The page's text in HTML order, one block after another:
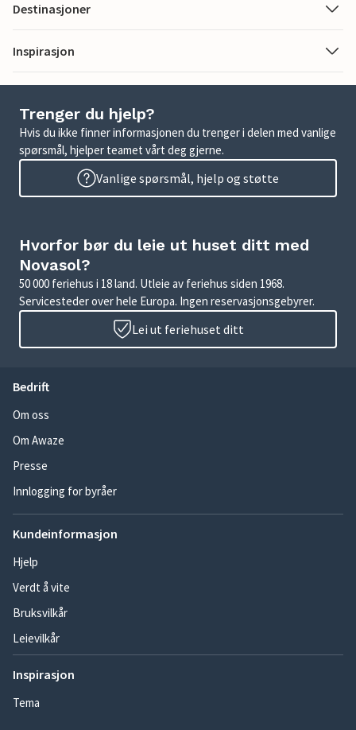
Destinasjoner
Inspirasjon
Trenger du hjelp?
Hvis du ikke finner informasjonen du trenger i delen med vanlige
spørsmål, hjelper teamet vårt deg gjerne.
Vanlige spørsmål, hjelp og støtte
Hvorfor bør du leie ut huset ditt med
Novasol?
50 000 feriehus i 18 land. Utleie av feriehus siden 1968.
Servicesteder over hele Europa. Ingen reservasjonsgebyrer.
Lei ut feriehuset ditt
Bedrift
Om oss
Om Awaze
Presse
Innlogging for byråer
Kundeinformasjon
Hjelp
Verdt å vite
Bruksvilkår
Leievilkår
Inspirasjon
Tema